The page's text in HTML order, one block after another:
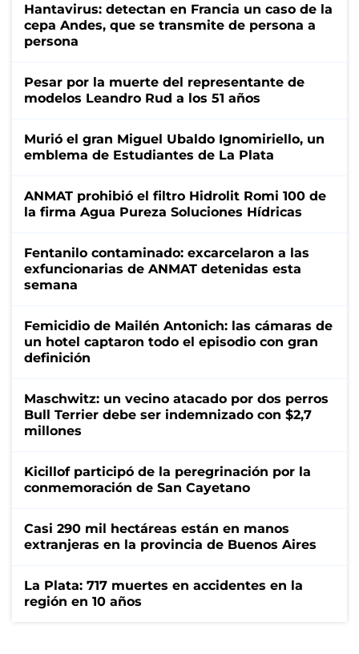
Hantavirus: detectan en Francia un caso de la
cepa Andes, que se transmite de persona a
persona
Pesar por la muerte del representante de
modelos Leandro Rud a los 51 años
Murió el gran Miguel Ubaldo Ignomiriello, un
emblema de Estudiantes de La Plata
ANMAT prohibió el filtro Hidrolit Romi 100 de
la firma Agua Pureza Soluciones Hídricas
Fentanilo contaminado: excarcelaron a las
exfuncionarias de ANMAT detenidas esta
semana
Femicidio de Mailén Antonich: las cámaras de
un hotel captaron todo el episodio con gran
definición
Maschwitz: un vecino atacado por dos perros
Bull Terrier debe ser indemnizado con $2,7
millones
Kicillof participó de la peregrinación por la
conmemoración de San Cayetano
Casi 290 mil hectáreas están en manos
extranjeras en la provincia de Buenos Aires
La Plata: 717 muertes en accidentes en la
región en 10 años